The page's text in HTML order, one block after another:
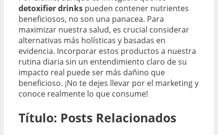
detoxifier drinks pueden contener nutrientes
beneficiosos, no son una panacea. Para
maximizar nuestra salud, es crucial considerar
alternativas más holísticas y basadas en
evidencia. Incorporar estos productos a nuestra
rutina diaria sin un entendimiento claro de su
impacto real puede ser más dañino que
beneficioso. ¡No te dejes llevar por el marketing y
conoce realmente lo que consume!
Título: Posts Relacionados